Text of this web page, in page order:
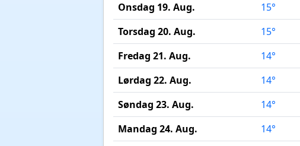
Onsdag 19. Aug.
15°
Torsdag 20. Aug.
15°
Fredag 21. Aug.
14°
Lørdag 22. Aug.
14°
Søndag 23. Aug.
14°
Mandag 24. Aug.
14°